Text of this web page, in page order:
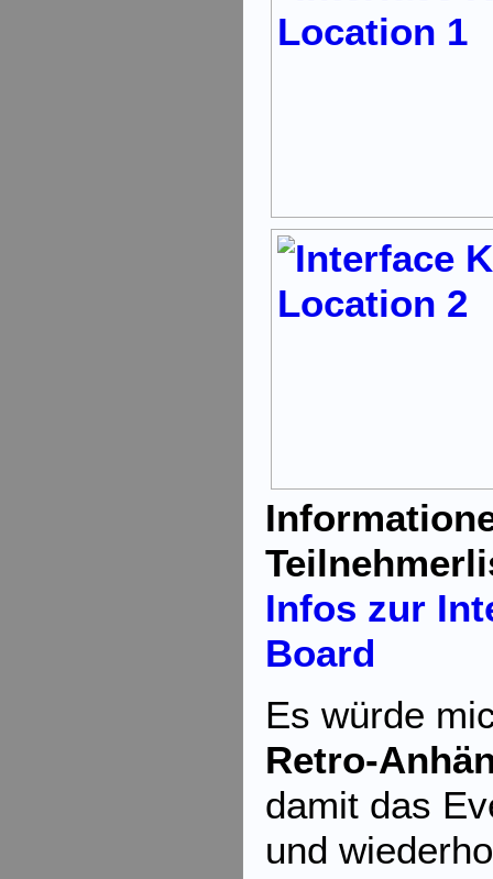
Infos zur
Board
Es würde
Retro-
damit das
und